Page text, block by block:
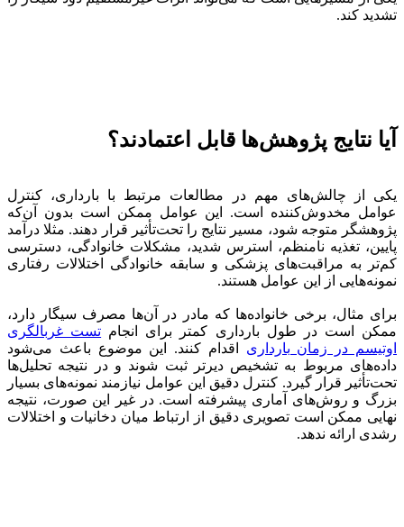
تشدید کند.
آیا نتایج پژوهش‌ها قابل اعتمادند؟
یکی از چالش‌های مهم در مطالعات مرتبط با بارداری، کنترل
عوامل مخدوش‌کننده است. این عوامل ممکن است بدون آن‌که
پژوهشگر متوجه شود، مسیر نتایج را تحت‌تأثیر قرار دهند. مثلا درآمد
پایین، تغذیه نامنظم، استرس شدید، مشکلات خانوادگی، دسترسی
کم‌تر به مراقبت‌های پزشکی و سابقه خانوادگی اختلالات رفتاری
نمونه‌هایی از این عوامل هستند.
برای مثال، برخی خانواده‌ها که مادر در آن‌ها مصرف سیگار دارد،
ممکن است در طول بارداری کمتر برای انجام تست غربالگری
اوتیسم در زمان بارداری اقدام کنند. این موضوع باعث می‌شود
داده‌های مربوط به تشخیص دیرتر ثبت شوند و در نتیجه تحلیل‌ها
تحت‌تأثیر قرار گیرد. کنترل دقیق این عوامل نیازمند نمونه‌های بسیار
بزرگ و روش‌های آماری پیشرفته است. در غیر این صورت، نتیجه
نهایی ممکن است تصویری دقیق از ارتباط میان دخانیات و اختلالات
رشدی ارائه ندهد.